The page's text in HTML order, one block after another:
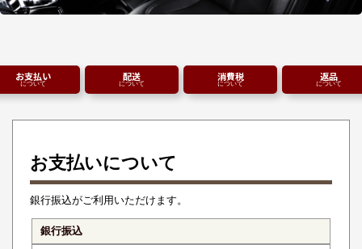
お支払い
について
配送
について
消費税
について
返品
について
お支払いについて
銀行振込がご利用いただけます。
銀行振込